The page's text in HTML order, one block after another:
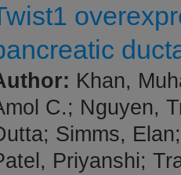
Khan,
C.; Nguyen,
Simms,
Priyanshi;